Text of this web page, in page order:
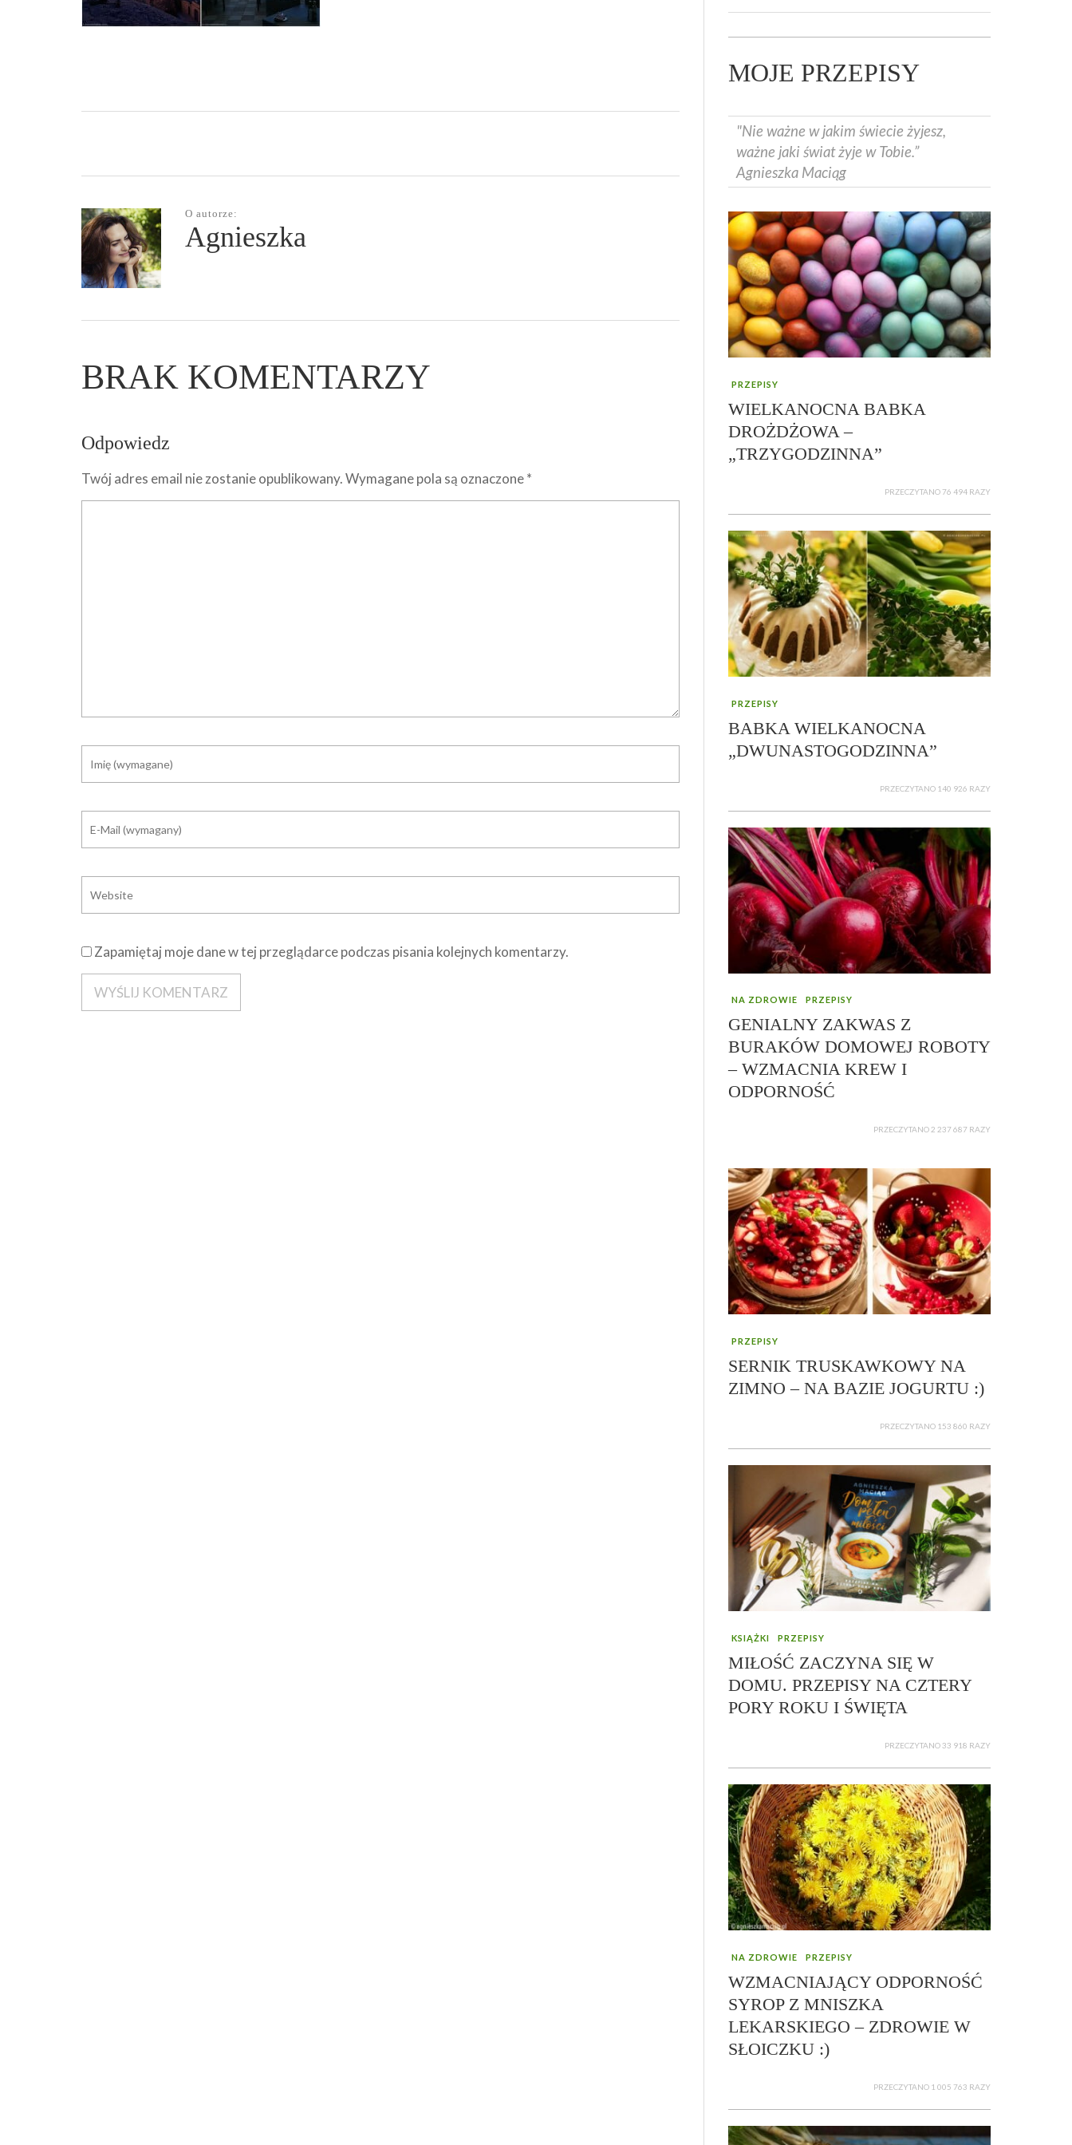
O autorze:
Agnieszka
BRAK KOMENTARZY
Odpowiedz
Twój adres email nie zostanie opublikowany.Wymagane pola są oznaczone*
Zapamiętaj moje dane w tej przeglądarce podczas pisania kolejnych komentarzy.
MOJE PRZEPISY
"Nie ważne w jakim świecie żyjesz,
ważne jaki świat żyje w Tobie.”
Agnieszka Maciąg
PRZEPISY
WIELKANOCNA BABKA
DROŻDŻOWA –
„TRZYGODZINNA”
PRZECZYTANO 76 494 RAZY
PRZEPISY
BABKA WIELKANOCNA
„DWUNASTOGODZINNA”
PRZECZYTANO 140 926 RAZY
NA ZDROWIE PRZEPISY
GENIALNY ZAKWAS Z
BURAKÓW DOMOWEJ ROBOTY
– WZMACNIA KREW I
ODPORNOŚĆ
PRZECZYTANO 2 237 687 RAZY
PRZEPISY
SERNIK TRUSKAWKOWY NA
ZIMNO – NA BAZIE JOGURTU :)
PRZECZYTANO 153 860 RAZY
KSIĄŻKI PRZEPISY
MIŁOŚĆ ZACZYNA SIĘ W
DOMU. PRZEPISY NA CZTERY
PORY ROKU I ŚWIĘTA
PRZECZYTANO 33 918 RAZY
NA ZDROWIE PRZEPISY
WZMACNIAJĄCY ODPORNOŚĆ
SYROP Z MNISZKA
LEKARSKIEGO – ZDROWIE W
SŁOICZKU :)
PRZECZYTANO 1 005 763 RAZY